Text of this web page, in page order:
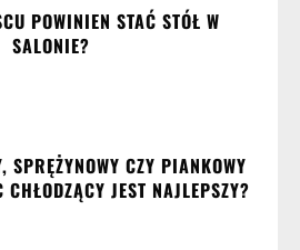
POWINIEN STAĆ STÓŁ W
SALONIE?
SPRĘŻYNOWY CZY PIANKOWY
JEST NAJLEPSZY?